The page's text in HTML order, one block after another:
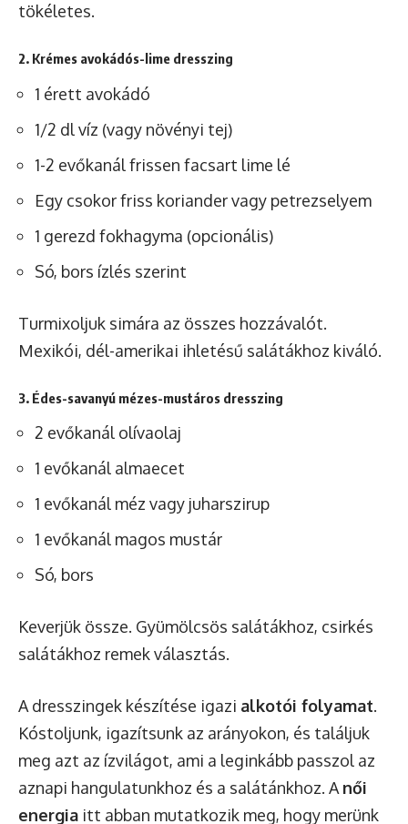
tökéletes.
2. Krémes avokádós-lime dresszing
1 érett avokádó
1/2 dl víz (vagy növényi tej)
1-2 evőkanál frissen facsart lime lé
Egy csokor friss koriander vagy petrezselyem
1 gerezd fokhagyma (opcionális)
Só, bors ízlés szerint
Turmixoljuk simára az összes hozzávalót.
Mexikói, dél-amerikai ihletésű salátákhoz kiváló.
3. Édes-savanyú mézes-mustáros dresszing
2 evőkanál olívaolaj
1 evőkanál almaecet
1 evőkanál méz vagy juharszirup
1 evőkanál magos mustár
Só, bors
Keverjük össze. Gyümölcsös salátákhoz, csirkés
salátákhoz remek választás.
A dresszingek készítése igazi alkotói folyamat.
Kóstoljunk, igazítsunk az arányokon, és találjuk
meg azt az ízvilágot, ami a leginkább passzol az
aznapi hangulatunkhoz és a salátánkhoz. Anői
energia itt abban mutatkozik meg, hogy merünk